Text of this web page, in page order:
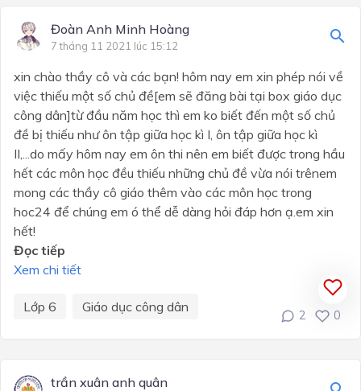
Đoàn Anh Minh Hoàng
7 tháng 11 2021 lúc 15:12
xin chào thầy cô và các bạn! hôm nay em xin phép nói về
việc thiếu một số chủ đề[em sẽ đăng bài tại box giáo dục
công dân]từ đầu năm học thì em ko biết đến một số chủ
đề bị thiếu như ôn tập giữa học kì I, ôn tập giữa học kì
II,...do mấy hôm nay em ôn thi nên em biết được trong hầu
hết các môn học đều thiếu những chủ đề vừa nói trênem
mong các thầy cô giáo thêm vào các môn học trong
hoc24 để chúng em ó thể dễ dàng hỏi đáp hơn ạ.em xin
hết!
Đọc tiếp
Xem chi tiết
Lớp 6 Giáo dục công dân
2 0
trần xuân anh quân